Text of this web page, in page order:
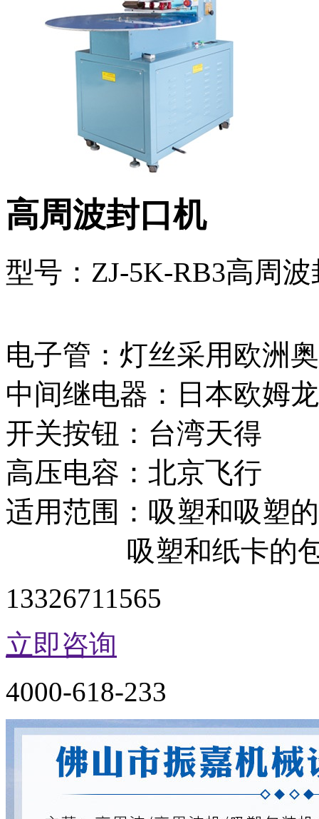
高周波封口机
型号：ZJ-5K-RB3高周
电子管：灯丝采用欧洲
中间继电器：日本欧姆龙
开关按钮：台湾天得
高压电容：北京飞行
适用范围：吸塑和吸塑
吸塑和纸卡的
13326711565
立即咨询
4000-618-233